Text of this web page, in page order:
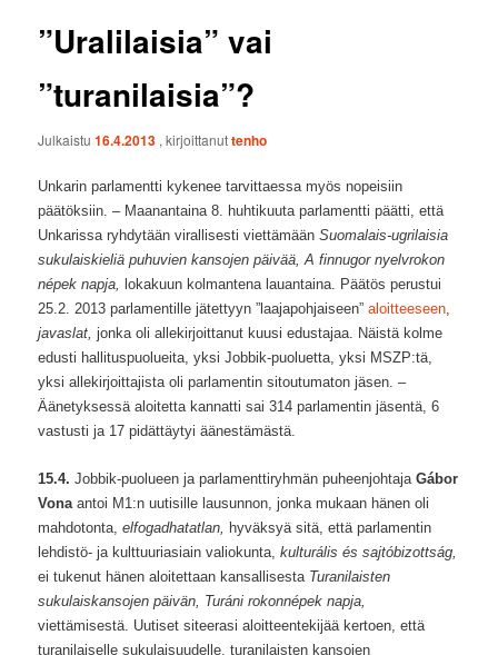
”Uralilaisia” vai
”turanilaisia”?
Julkaistu16.4.2013 , kirjoittanuttenho
Unkarin parlamentti kykenee tarvittaessa myös nopeisiin
päätöksiin. – Maanantaina 8. huhtikuuta parlamentti päätti, että
Unkarissa ryhdytään virallisesti viettämäänSuomalais-ugrilaisia
sukulaiskieliä puhuvien kansojen päivää, A finnugor nyelvrokon
népek napja, lokakuun kolmantena lauantaina. Päätös perustui
25.2. 2013 parlamentille jätettyyn ”laajapohjaiseen”aloitteeseen,
javaslat, jonka oli allekirjoittanut kuusi edustajaa. Näistä kolme
edusti hallituspuolueita, yksi Jobbik-puoluetta, yksi MSZP:tä,
yksi allekirjoittajista oli parlamentin sitoutumaton jäsen. –
Äänetyksessä aloitetta kannatti sai 314 parlamentin jäsentä, 6
vastusti ja 17 pidättäytyi äänestämästä.
15.4. Jobbik-puolueen ja parlamenttiryhmän puheenjohtajaGábor
Vonaantoi M1:n uutisille lausunnon, jonka mukaan hänen oli
mahdotonta,elfogadhatatlan, hyväksyä sitä, että parlamentin
lehdistö- ja kulttuuriasiain valiokunta,kulturális és sajtóbizottság,
ei tukenut hänen aloitettaan kansallisesta Turanilaisten
sukulaiskansojen päivän, Turáni rokonnépek napja,
viettämisestä. Uutiset siteerasi aloitteentekijää kertoen, että
turanilaiselle sukulaisuudelle, turanilaisten kansojen